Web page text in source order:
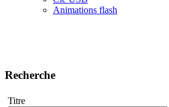
Animations flash
Recherche
Titre